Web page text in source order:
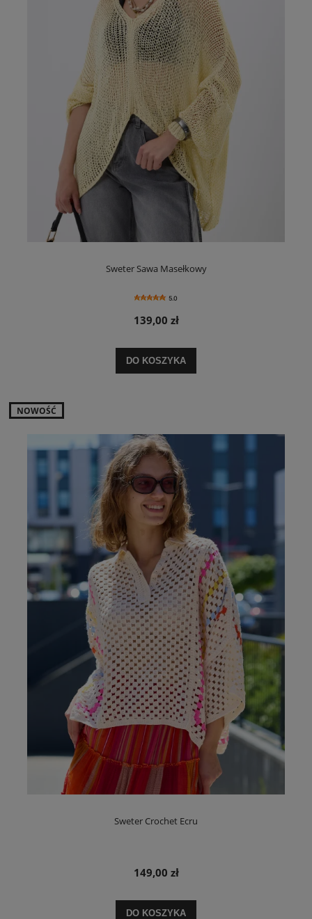
Sweter Sawa Masełkowy
5.0
139,00 zł
DO KOSZYKA
Sweter Crochet Ecru
149,00 zł
DO KOSZYKA
NOWOŚĆ